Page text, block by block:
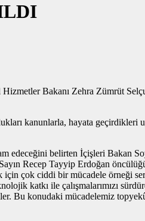
Bakanı Zehra Zümrüt
kanunlarla, hayata geçirdikleri
edeceğini belirten İçişleri Bakan
Recep Tayyip Erdoğan
için çok ciddi bir mücadele örneği
katkı ile çalışmalarımızı
Bu konudaki mücadelemiz